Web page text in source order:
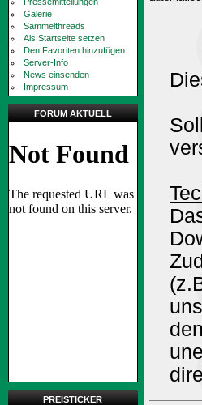
Galerie
Sammelthreads
Als Startseite setzen
Den Favoriten hinzufügen
Server-Info
News einsenden
Impressum
FORUM AKTUELL
PREISTICKER